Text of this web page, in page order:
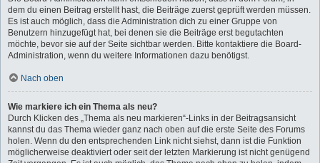
dem du einen Beitrag erstellt hast, die Beiträge zuerst geprüft werden müssen.
Es ist auch möglich, dass die Administration dich zu einer Gruppe von
Benutzern hinzugefügt hat, bei denen sie die Beiträge erst begutachten
möchte, bevor sie auf der Seite sichtbar werden. Bitte kontaktiere die Board-
Administration, wenn du weitere Informationen dazu benötigst.
Nach oben
Wie markiere ich ein Thema als neu?
Durch Klicken des „Thema als neu markieren“-Links in der Beitragsansicht
kannst du das Thema wieder ganz nach oben auf die erste Seite des Forums
holen. Wenn du den entsprechenden Link nicht siehst, dann ist die Funktion
möglicherweise deaktiviert oder seit der letzten Markierung ist nicht genügend